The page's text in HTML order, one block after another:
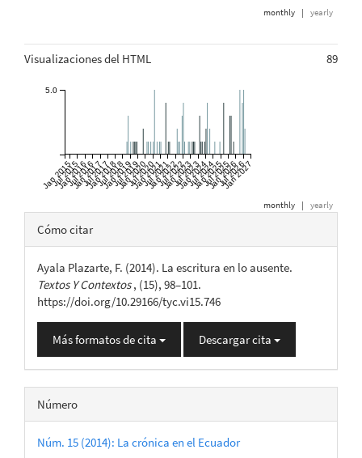
monthly | yearly
Visualizaciones del HTML 89
Jan 2015
Jul 2015
Jan 2016
Jul 2016
Jan 2017
Jul 2017
Jan 2018
Jul 2018
Jan 2019
Jul 2019
Jan 2020
Jul 2020
Jan 2021
Jul 2021
Jan 2022
Jul 2022
Jan 2023
Jul 2023
Jan 2024
Jul 2024
Jan 2025
Jul 2025
Jan 2026
Jul 2026
Jan 2027
5.0
monthly | yearly
Detalles
del
artículo
Cómo citar
Ayala Plazarte, F. (2014). La escritura en lo ausente.
Textos Y Contextos, (15), 98–101.
https://doi.org/10.29166/tyc.vi15.746
Más formatos de cita Descargar cita
Número
Núm. 15 (2014): La crónica en el Ecuador